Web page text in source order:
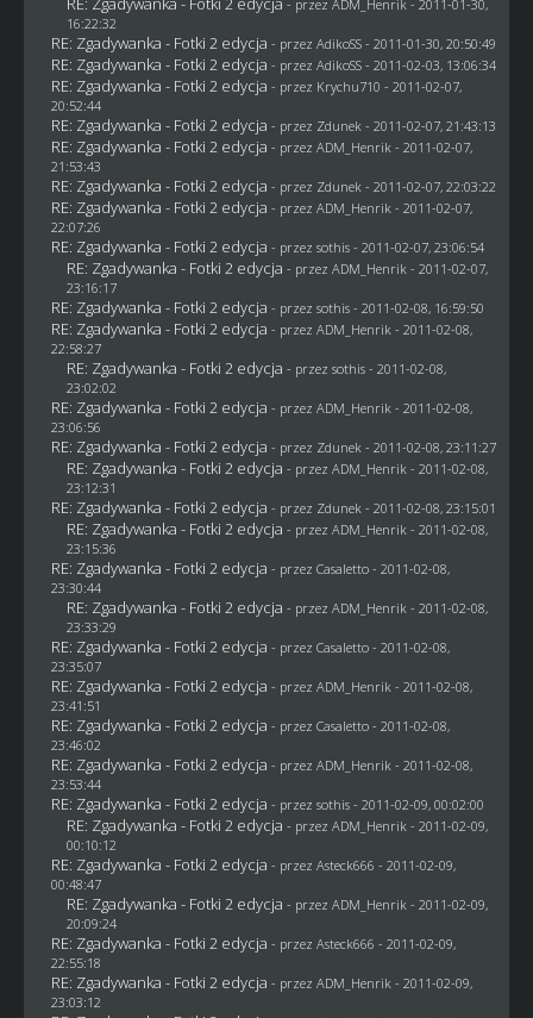
- przez ADM_Henrik- 2011-01-30,
16:22:32
RE: Zgadywanka - Fotki 2 edycja - przez AdikoSS - 2011-01-30, 20:50:49
RE: Zgadywanka - Fotki 2 edycja - przez AdikoSS - 2011-02-03, 13:06:34
RE: Zgadywanka - Fotki 2 edycja - przez Krychu710 - 2011-02-07,
20:52:44
RE: Zgadywanka - Fotki 2 edycja - przez Zdunek- 2011-02-07, 21:43:13
RE: Zgadywanka - Fotki 2 edycja - przez ADM_Henrik- 2011-02-07,
21:53:43
RE: Zgadywanka - Fotki 2 edycja - przez Zdunek- 2011-02-07, 22:03:22
RE: Zgadywanka - Fotki 2 edycja - przez ADM_Henrik- 2011-02-07,
22:07:26
RE: Zgadywanka - Fotki 2 edycja - przez sothis- 2011-02-07, 23:06:54
RE: Zgadywanka - Fotki 2 edycja - przez ADM_Henrik- 2011-02-07,
23:16:17
RE: Zgadywanka - Fotki 2 edycja - przez sothis- 2011-02-08, 16:59:50
RE: Zgadywanka - Fotki 2 edycja - przez ADM_Henrik- 2011-02-08,
22:58:27
RE: Zgadywanka - Fotki 2 edycja - przez sothis- 2011-02-08,
23:02:02
RE: Zgadywanka - Fotki 2 edycja - przez ADM_Henrik- 2011-02-08,
23:06:56
RE: Zgadywanka - Fotki 2 edycja - przez Zdunek- 2011-02-08, 23:11:27
RE: Zgadywanka - Fotki 2 edycja - przez ADM_Henrik- 2011-02-08,
23:12:31
RE: Zgadywanka - Fotki 2 edycja - przez Zdunek- 2011-02-08, 23:15:01
RE: Zgadywanka - Fotki 2 edycja - przez ADM_Henrik- 2011-02-08,
23:15:36
RE: Zgadywanka - Fotki 2 edycja - przez Casaletto- 2011-02-08,
23:30:44
RE: Zgadywanka - Fotki 2 edycja - przez ADM_Henrik- 2011-02-08,
23:33:29
RE: Zgadywanka - Fotki 2 edycja - przez Casaletto- 2011-02-08,
23:35:07
RE: Zgadywanka - Fotki 2 edycja - przez ADM_Henrik- 2011-02-08,
23:41:51
RE: Zgadywanka - Fotki 2 edycja - przez Casaletto- 2011-02-08,
23:46:02
RE: Zgadywanka - Fotki 2 edycja - przez ADM_Henrik- 2011-02-08,
23:53:44
RE: Zgadywanka - Fotki 2 edycja - przez sothis- 2011-02-09, 00:02:00
RE: Zgadywanka - Fotki 2 edycja - przez ADM_Henrik- 2011-02-09,
00:10:12
RE: Zgadywanka - Fotki 2 edycja - przez Asteck666 - 2011-02-09,
00:48:47
RE: Zgadywanka - Fotki 2 edycja - przez ADM_Henrik- 2011-02-09,
20:09:24
RE: Zgadywanka - Fotki 2 edycja - przez Asteck666 - 2011-02-09,
22:55:18
RE: Zgadywanka - Fotki 2 edycja - przez ADM_Henrik- 2011-02-09,
23:03:12